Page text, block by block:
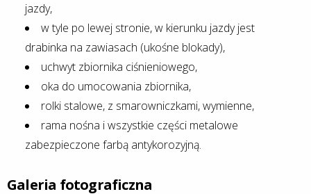
jazdy,
w tyle po lewej stronie, w kierunku jazdy jest
drabinka na zawiasach (ukośne blokady),
uchwyt zbiornika ciśnieniowego,
oka do umocowania zbiornika,
rolki stalowe, z smarowniczkami, wymienne,
rama nośna i wszystkie części metalowe
zabezpieczone farbą antykorozyjną.
Galeria fotograficzna